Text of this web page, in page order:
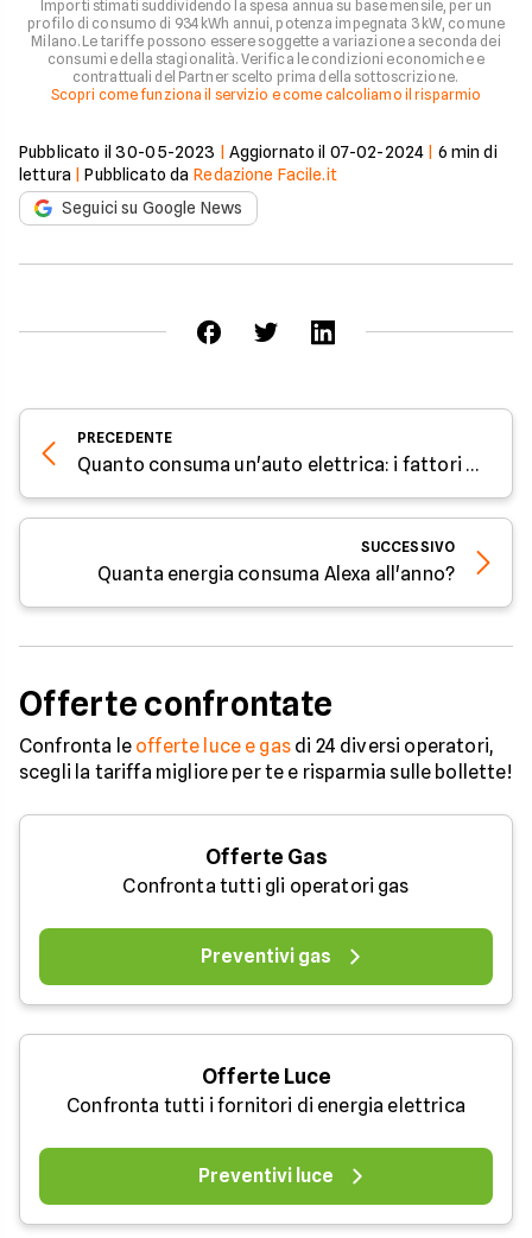
Importi stimati suddividendo la spesa annua su base mensile, per un
profilo di consumo di 934 kWh annui, potenza impegnata 3 kW, comune
Milano. Le tariffe possono essere soggette a variazione a seconda dei
consumi e della stagionalità. Verifica le condizioni economiche e
contrattuali del Partner scelto prima della sottoscrizione.
Scopri come funziona il servizio e come calcoliamo il risparmio
Pubblicato il 30-05-2023 Aggiornato il 07-02-2024 6 min di
lettura |Pubblicato da Redazione Facile.it
Seguici su Google News
PRECEDENTE
Quanto consuma un'auto elettrica: i fattori da considerare
SUCCESSIVO
Quanta energia consuma Alexa all'anno?
Offerte confrontate
Confronta le offerte luce e gasdi 24 diversi operatori,
scegli la tariffa migliore per te e risparmia sulle bollette!
Offerte Gas
Confronta tutti gli operatori gas
Preventivi gas
Offerte Luce
Confronta tutti i fornitori di energia elettrica
Preventivi luce